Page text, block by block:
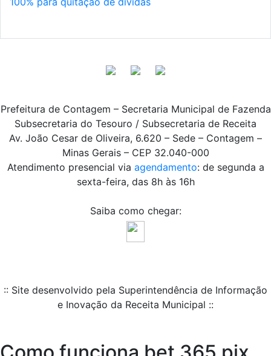
Prefeitura de Contagem – Secretaria Municipal de Fazenda
Subsecretaria do Tesouro / Subsecretaria de Receita
Av. João Cesar de Oliveira, 6.620 – Sede – Contagem –
Minas Gerais – CEP 32.040-000
Atendimento presencial via agendamento: de segunda a
sexta-feira, das 8h às 16h
Saiba como chegar:
:: Site desenvolvido pela Superintendência de Informação
e Inovação da Receita Municipal ::